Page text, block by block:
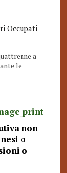
Occupati
a
le
non
o
o